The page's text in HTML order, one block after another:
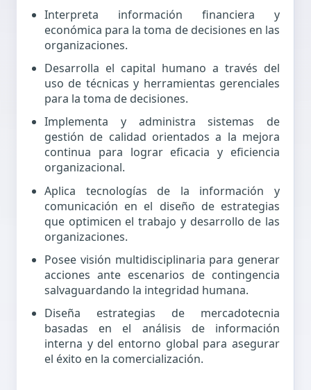
Interpreta información financiera y
económica para la toma de decisiones en las
organizaciones.
Desarrolla el capital humano a través del
uso de técnicas y herramientas gerenciales
para la toma de decisiones.
Implementa y administra sistemas de
gestión de calidad orientados a la mejora
continua para lograr eficacia y eficiencia
organizacional.
Aplica tecnologías de la información y
comunicación en el diseño de estrategias
que optimicen el trabajo y desarrollo de las
organizaciones.
Posee visión multidisciplinaria para generar
acciones ante escenarios de contingencia
salvaguardando la integridad humana.
Diseña estrategias de mercadotecnia
basadas en el análisis de información
interna y del entorno global para asegurar
el éxito en la comercialización.